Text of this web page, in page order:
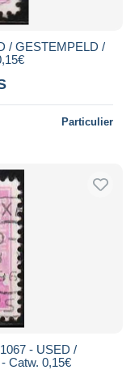
/ GESTEMPELD /
Particulier
- USED /
Catw. 0,15€